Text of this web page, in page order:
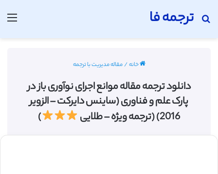
ترجمه فا
جستجو برای
خانه/مقاله مدیریت با ترجمه
دانلود ترجمه مقاله موانع اجرای نوآوری باز در
پارک علم و فناوری (ساینس دایرکت – الزویر
2016) (ترجمه ویژه – طلایی
)